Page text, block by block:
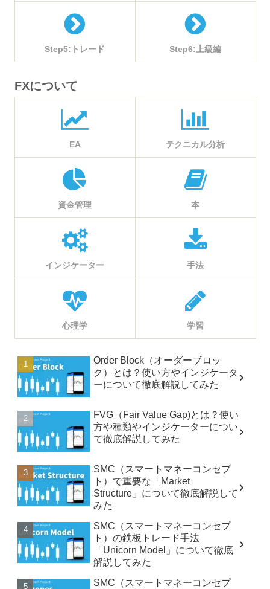
Step5:トレード Step6:上級編
FXについて
EA テクニカル分析
資金管理 本
インジケーター 手法
心理学 学習
Order Block（オーダーブロッ
ク）とは？使い方やインジケータ
ーについて徹底解説してみた
FVG（Fair Value Gap)とは？使い
方や種類やインジケーターについ
て徹底解説してみた
SMC（スマートマネーコンセプ
ト）で重要な「Market
Structure」について徹底解説して
みた
SMC（スマートマネーコンセプ
ト）の鉄板トレード手法
「Unicorn Model」について徹底
解説してみた
SMC（スマートマネーコンセプ